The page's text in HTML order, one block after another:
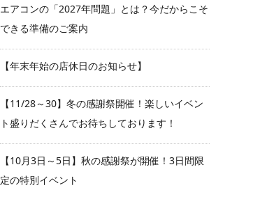
エアコンの「2027年問題」とは？今だからこそ
できる準備のご案内
【年末年始の店休日のお知らせ】
【11/28～30】冬の感謝祭開催！楽しいイベン
ト盛りだくさんでお待ちしております！
【10月3日～5日】秋の感謝祭が開催！3日間限
定の特別イベント